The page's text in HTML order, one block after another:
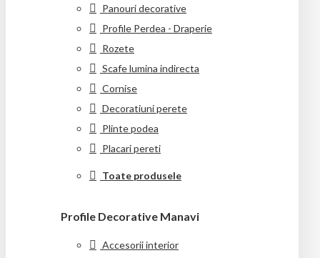
Panouri decorative
Profile Perdea - Draperie
Rozete
Scafe lumina indirecta
Cornise
Decoratiuni perete
Plinte podea
Placari pereti
Toate produsele
Profile Decorative Manavi
Accesorii interior